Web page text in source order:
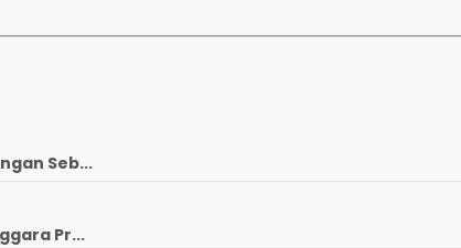
Seb...
Pr...